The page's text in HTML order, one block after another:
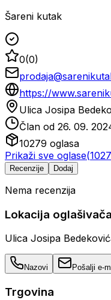
Šareni kutak
0(0)
https://
Ulica Josipa
Član od 26. 09.
10279 oglasa
Prikaži sve oglase(
Recenzije Dodaj
Nema recenzija
Lokacija oglašivača
Ulica Josipa
Nazovi Pošalji e-
Trgovina